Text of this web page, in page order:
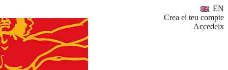
EN
Crea el teu compte
Accedeix